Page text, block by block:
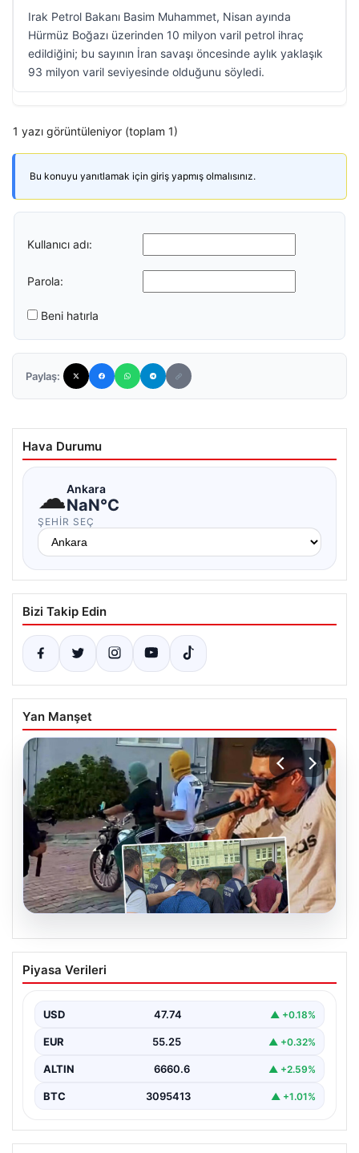
Irak Petrol Bakanı Basim Muhammet, Nisan ayında
Hürmüz Boğazı üzerinden 10 milyon varil petrol ihraç
edildiğini; bu sayının İran savaşı öncesinde aylık yaklaşık
93 milyon varil seviyesinde olduğunu söyledi.
1 yazı görüntüleniyor (toplam 1)
Bu konuyu yanıtlamak için giriş yapmış olmalısınız.
Kullanıcı adı:
Parola:
Beni hatırla
Paylaş:
Hava Durumu
☁Ankara
NaN°C
ŞEHIR SEÇ
Bizi Takip Edin
Yan Manşet
06.08.2026
Rapçi Keskin’in Klipte Silah Kullanımı
Nedeniyle Gözaltına Alınması
rapçi Yüşa Keskin, son yaptığı müzik klibinde…
Piyasa Verileri
USD 47.74 ▲ +0.18%
EUR 55.25 ▲ +0.32%
ALTIN 6660.6 ▲ +2.59%
BTC 3095413 ▲ +1.01%